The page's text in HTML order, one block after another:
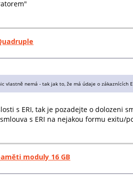
vlastně nemá - tak jak to, že má údaje o
s ERI, tak je pozadejte o dolozeni
s ERI na nejakou formu
moduly 16 GB